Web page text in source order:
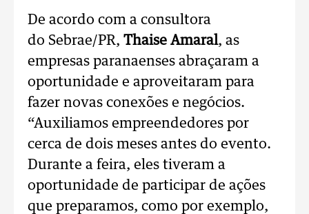
De acordo com a consultora
do Sebrae/PR, Thaise Amaral, as
empresas paranaenses abraçaram a
oportunidade e aproveitaram para
fazer novas conexões e negócios.
“Auxiliamos empreendedores por
cerca de dois meses antes do evento.
Durante a feira, eles tiveram a
oportunidade de participar de ações
que preparamos, como por exemplo,